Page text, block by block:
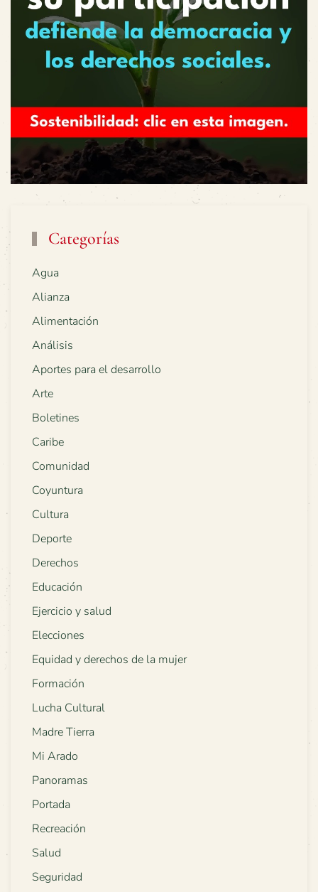
Categorías
Agua
Alianza
Alimentación
Análisis
Aportes para el desarrollo
Arte
Boletines
Caribe
Comunidad
Coyuntura
Cultura
Deporte
Derechos
Educación
Ejercicio y salud
Elecciones
Equidad y derechos de la mujer
Formación
Lucha Cultural
Madre Tierra
Mi Arado
Panoramas
Portada
Recreación
Salud
Seguridad